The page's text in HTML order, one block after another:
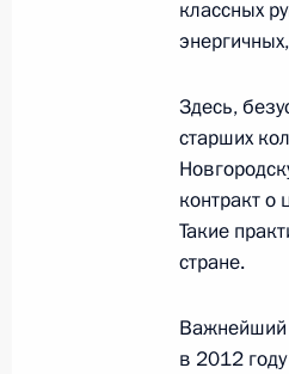
16 ноября
Игорь
16 ноября
классных
Здесь,
старших
контракт
Такие
стране.
Важнейший
в 2012